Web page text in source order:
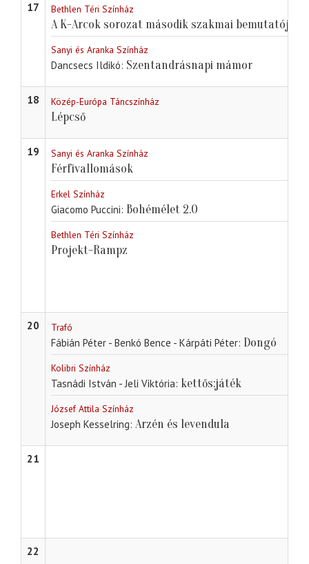
17 Bethlen Téri Színház
A K-Arcok sorozat második szakmai bemutatója
Sanyi és Aranka Színház
Dancsecs Ildikó Szentandrásnapi mámor
18 Közép-Európa Táncszínház
Lépcső
19 Sanyi és Aranka Színház
Férfivallomások
Erkel Színház
Giacomo Puccini Bohémélet 2.0
Bethlen Téri Színház
Projekt-Rampz
20 Trafó
Fábián Péter - Benkó Bence - Kárpáti Péter Dongó
Kolibri Színház
Tasnádi István - Jeli Viktória kettős:játék
József Attila Színház
Joseph Kesselring Arzén és levendula
21
22